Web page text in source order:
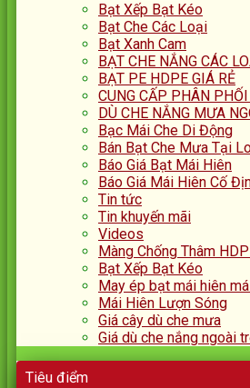
Bạt Xếp Bạt Kéo
Bạt Che Các Loại
Bạt Xanh Cam
BẠT CHE NẮNG CÁC
BẠT PE HDPE GIÁ RẺ
CUNG CẤP PHÂN
DÙ CHE NẮNG MƯA
Bạc Mái Che Di Động
Bán Bạt Che Mưa Tại
Báo Giá Bạt Mái Hiên
Báo Giá Mái Hiên Cố
Tin tức
Tin khuyến mãi
Videos
Màng Chống Thâm
Bạt Xếp Bạt Kéo
May ép bạt mái hiên
Mái Hiên Lượn Sóng
Giá cây dù che mưa
Giá dù che nắng ngoài
Tiêu điểm